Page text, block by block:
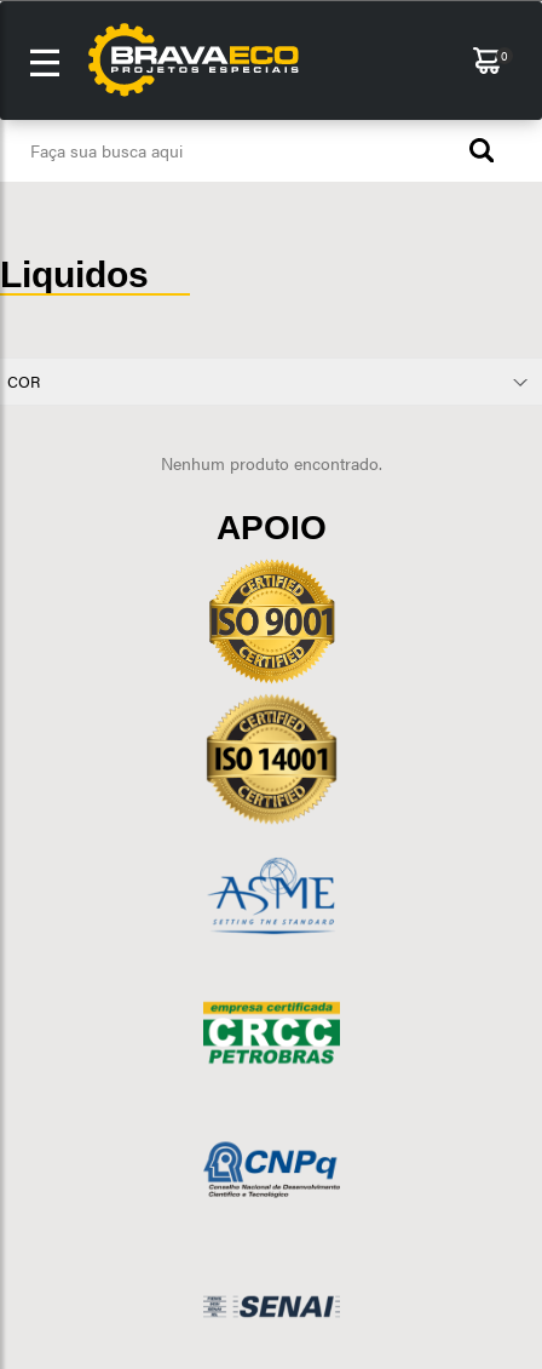
0
Liquidos
COR
Nenhum produto encontrado.
APOIO